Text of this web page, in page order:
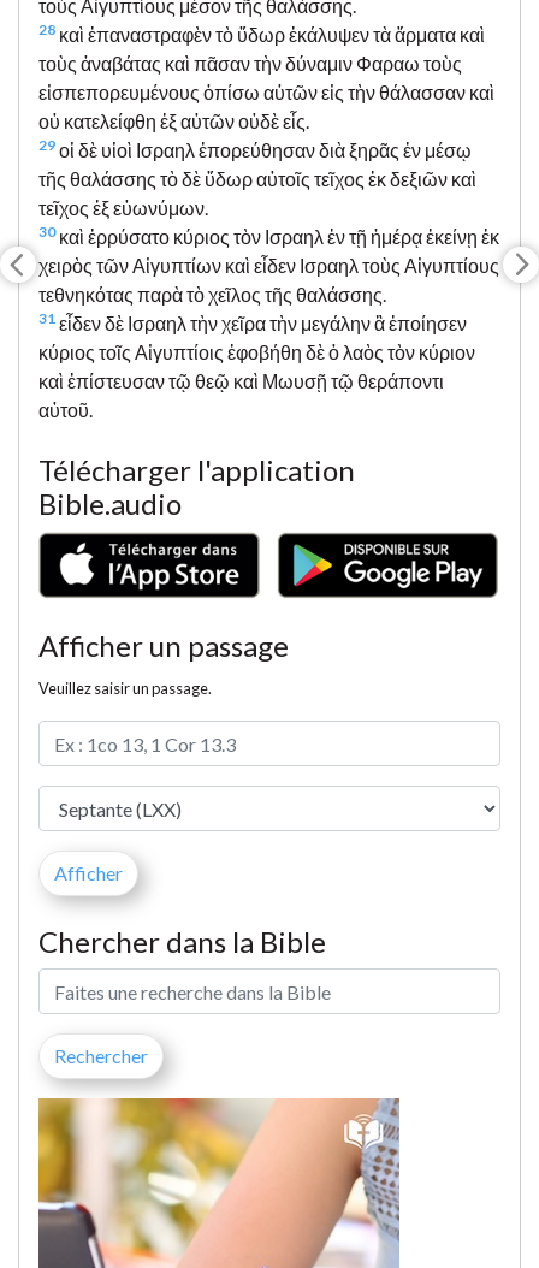
τοὺς Αἰγυπτίους μέσον τῆς θαλάσσης.
28 καὶ ἐπαναστραφὲν τὸ ὕδωρ ἐκάλυψεν τὰ ἅρματα καὶ
τοὺς ἀναβάτας καὶ πᾶσαν τὴν δύναμιν Φαραω τοὺς
εἰσπεπορευμένους ὀπίσω αὐτῶν εἰς τὴν θάλασσαν καὶ
οὐ κατελείφθη ἐξ αὐτῶν οὐδὲ εἷς.
29 οἱ δὲ υἱοὶ Ισραηλ ἐπορεύθησαν διὰ ξηρᾶς ἐν μέσῳ
τῆς θαλάσσης τὸ δὲ ὕδωρ αὐτοῖς τεῖχος ἐκ δεξιῶν καὶ
τεῖχος ἐξ εὐωνύμων.
30καὶ ἐρρύσατο κύριος τὸν Ισραηλ ἐν τῇ ἡμέρᾳ ἐκείνῃ ἐκ
χειρὸς τῶν Αἰγυπτίων καὶ εἶδεν Ισραηλ τοὺς Αἰγυπτίους
τεθνηκότας παρὰ τὸ χεῖλος τῆς θαλάσσης.
31 εἶδεν δὲ Ισραηλ τὴν χεῖρα τὴν μεγάλην ἃ ἐποίησεν
κύριος τοῖς Αἰγυπτίοις ἐφοβήθη δὲ ὁ λαὸς τὸν κύριον
καὶ ἐπίστευσαν τῷ θεῷ καὶ Μωυσῇ τῷ θεράποντι
αὐτοῦ.
Télécharger l'application
Bible.audio
Afficher un passage
Veuillez saisir un passage.
Chercher dans la Bible